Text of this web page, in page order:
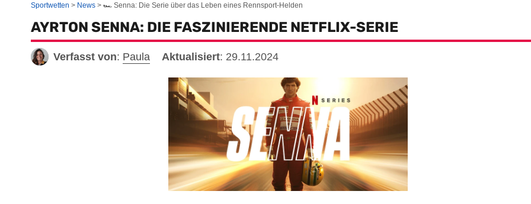
Sportwetten News 🏎️ Senna: Die Serie über das Leben eines Rennsport-Helden
AYRTON SENNA: DIE FASZINIERENDE NETFLIX-SERIE
Verfasst von: Paula Aktualisiert: 29.11.2024